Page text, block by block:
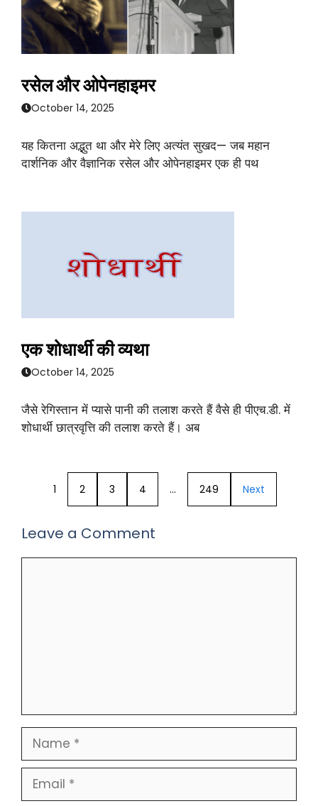
रसेल और ओपेनहाइमर
October 14, 2025
यह कितना अद्भुत था और मेरे लिए अत्यंत सुखद— जब महान
दार्शनिक और वैज्ञानिक रसेल और ओपेनहाइमर एक ही पथ
एक शोधार्थी की व्यथा
October 14, 2025
जैसे रेगिस्तान में प्यासे पानी की तलाश करते हैं वैसे ही पीएच.डी. में
शोधार्थी छात्रवृत्ति की तलाश करते हैं। अब
1 2 3 4 … 249 Next
Leave a Comment
Name
Email